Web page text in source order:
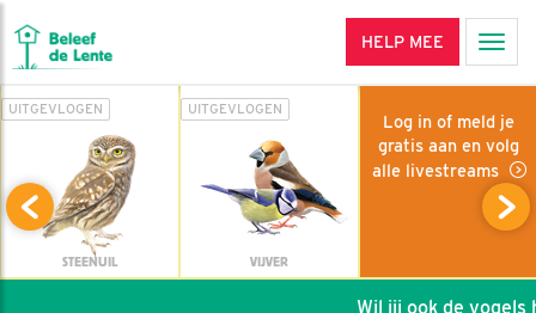
HELP MEE
UITGEVLOGEN
STEENUIL
UITGEVLOGEN
VIJVER
Log in of meld je
gratis aan en volg
alle livestreams
Wil jij ook de vogels